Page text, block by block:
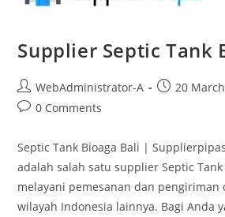
Supplier Septic Tank
WebAdministrator-A 20
0 Comments
Septic Tank Bioaga Bali |
adalah salah satu supplier Septic Tank
melayani pemesanan dan pengiriman
wilayah Indonesia lainnya. Bagi Anda